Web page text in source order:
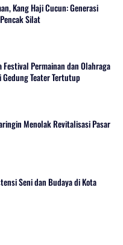
Kang Haji Cucun: Generasi
Silat
Permainan dan Olahraga
Teater Tertutup
Menolak Revitalisasi Pasar
Seni dan Budaya di Kota